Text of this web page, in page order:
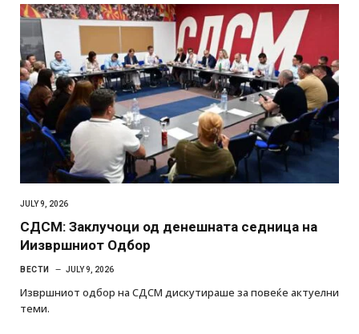
JULY 9, 2026
СДСМ: Заклучоци од денешната седница на
Иизвршниот Одбор
ВЕСТИ JULY 9, 2026
Извршниот одбор на СДСМ дискутираше за повеќе актуелни
теми.